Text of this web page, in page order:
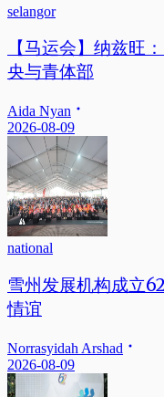
selangor
【马运会】纳兹旺
央与青体部
Aida Nyan
2026-08-09
national
雪州发展机构成立
情谊
Norrasyidah Arshad
2026-08-09